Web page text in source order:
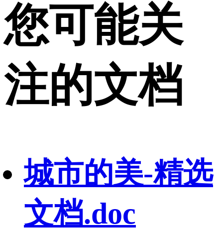
您可能关
注的文档
城市的美-精选
文档.doc